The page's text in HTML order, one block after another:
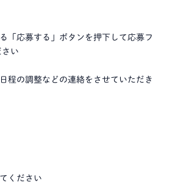
「応募する」ボタンを押下して応募フ
い
程の調整などの連絡をさせていただき
ください